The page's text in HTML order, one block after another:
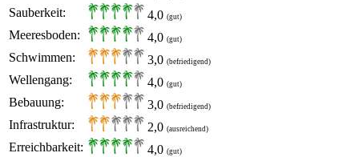
Sauberkeit: 4,0 (gut)
Meeresboden: 4,0 (gut)
Schwimmen: 3,0 (befriedigend)
Wellengang: 4,0 (gut)
Bebauung: 3,0 (befriedigend)
Infrastruktur: 2,0 (ausreichend)
Erreichbarkeit: 4,0 (gut)